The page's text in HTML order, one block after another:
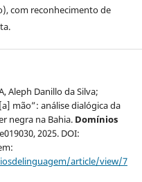
com reconhecimento de
Aleph Danillo da Silva;
mão”: análise dialógica da
negra na Bahia. Domínios
2025. DOI:
article/view/7